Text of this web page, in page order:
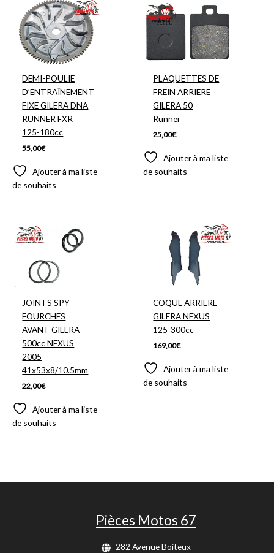
DEMI-POULIE
D’ENTRAÎNEMENT
FIXE GILERA DNA
RUNNER FXR
125-180cc
55,00€
Ajouter à ma liste
de souhaits
PLAQUETTES DE
FREIN ARRIERE
GILERA 50
Runner
25,00€
Ajouter à ma liste
de souhaits
JOINTS SPY
FOURCHES
AVANT GILERA
500cc NEXUS
2005
41x53x8/10.5mm
22,00€
Ajouter à ma liste
de souhaits
COQUE ARRIERE
GILERA NEXUS
125-300cc
169,00€
Ajouter à ma liste
de souhaits
Pièces Motos 67
282 Avenue Boiteux